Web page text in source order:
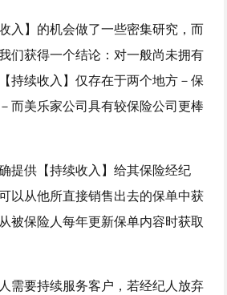
入】的机会做了一些密集研究，而
们获得一个结论：对一般尚未拥有
持续收入】仅存在于两个地方－保
而美乐家公司具有较保险公司更棒
提供【持续收入】给其保险经纪
以从他所直接销售出去的保单中获
被保险人每年更新保单内容时获取
需要持续服务客户，若经纪人放弃